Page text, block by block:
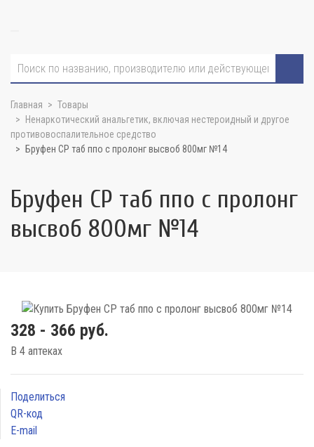
Главная
Товары
Ненаркотический анальгетик, включая нестероидный и другое
противовоспалительное средство
Бруфен СР таб ппо с пролонг высвоб 800мг №14
Бруфен СР таб ппо с пролонг
высвоб 800мг №14
328 - 366 руб.
В 4 аптеках
Поделиться
QR-код
E-mail